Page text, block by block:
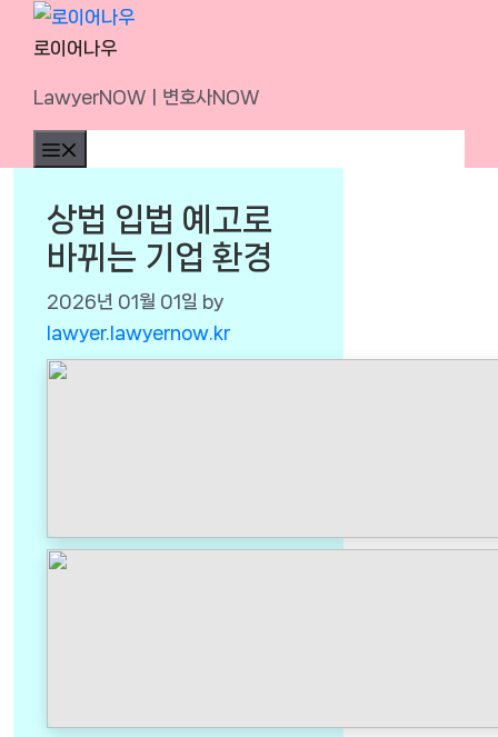
Skip
로이어나우
LawyerNOWㅣ변호사NOW
상법 입법 예고로
바뀌는 기업 환경
2026년 01월 01일 by
lawyer.lawyernow.kr